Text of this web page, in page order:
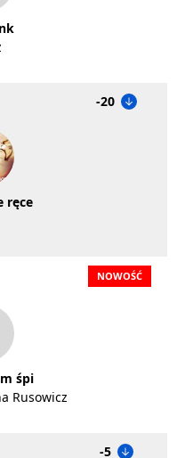
-20
ręce
śpi
Rusowicz
-5